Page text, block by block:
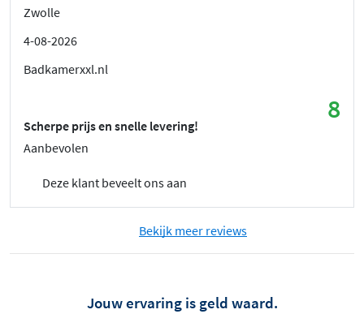
Zwolle
4-08-2026
Badkamerxxl.nl
8
Scherpe prijs en snelle levering!
Aanbevolen
Deze klant beveelt ons aan
Bekijk meer reviews
Jouw ervaring is geld waard.